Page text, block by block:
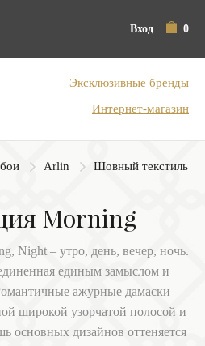
Вход 0
Эксклюзивные бренды
Интернет-магазин
Arlin Шовный текстиль
Morning
Night – утро, день, вечер, ночь.
единым замыслом и
ажурные дамаски
широкой узорчатой полосой и
основных дизайнов оттеняется